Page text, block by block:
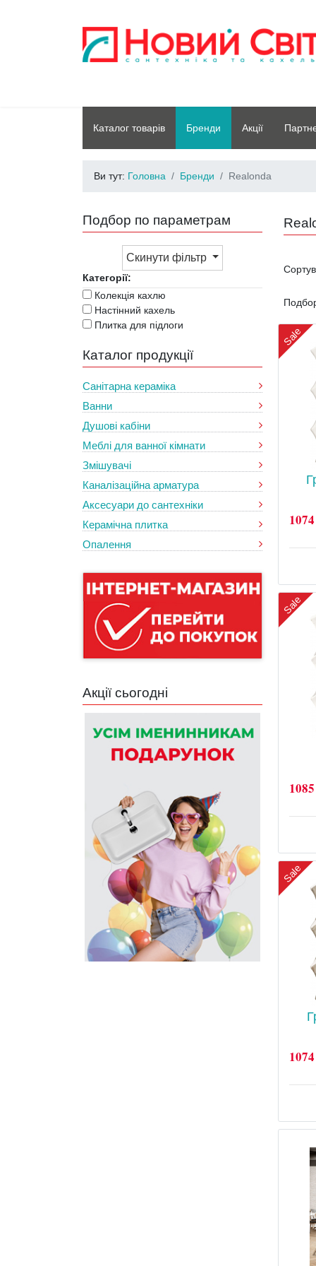
Каталог товарів Бренди Акції
Ви тут: Головна Бренди Realonda
Подбор по параметрам
Скинути фільтр
Категорії:
Колекція кахлю
Настінний кахель
Плитка для підлоги
Каталог продукції
Санітарна кераміка
Ванни
Душові кабіни
Меблі для ванної кімнати
Змішувачі
Каналізаційна арматура
Аксесуари до сантехніки
Керамічна плитка
Опалення
Акції сьогодні
Sale
Sale
Sale